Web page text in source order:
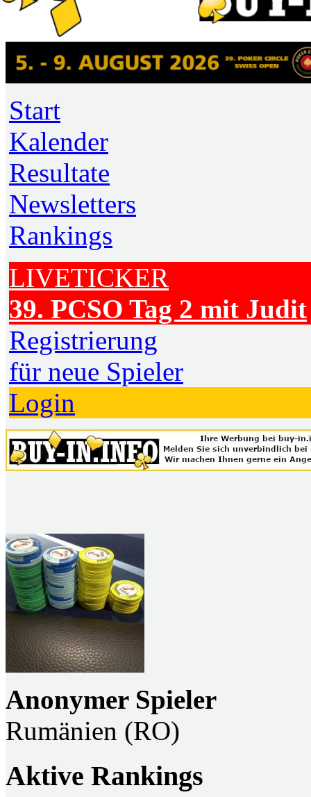
Start
Kalender
Resultate
Newsletters
Rankings
LIVETICKER
39. PCSO Tag 2 mit Judit
Registrierung
für neue Spieler
Login
Anonymer Spieler
Rumänien (RO)
Aktive Rankings